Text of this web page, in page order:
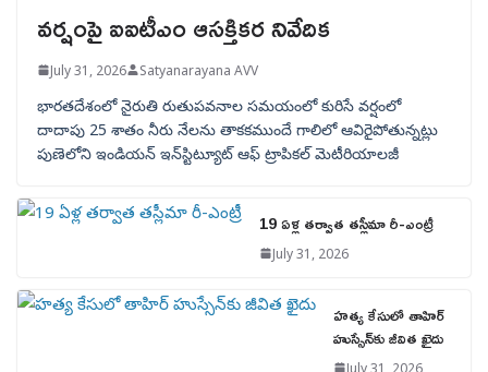
వర్షంపై ఐఐటీఎం ఆసక్తికర నివేదిక
July 31, 2026 Satyanarayana AVV
భారతదేశంలో నైరుతి రుతుపవనాల సమయంలో కురిసే వర్షంలో
దాదాపు 25 శాతం నీరు నేలను తాకకముందే గాలిలో ఆవిరైపోతున్నట్లు
పుణెలోని ఇండియన్ ఇన్‌స్టిట్యూట్ ఆఫ్ ట్రాపికల్ మెటీరియాలజీ
19 ఏళ్ల తర్వాత తస్లీమా రీ-ఎంట్రీ
July 31, 2026
హత్య కేసులో తాహిర్
హుస్సేన్‌కు జీవిత ఖైదు
July 31, 2026